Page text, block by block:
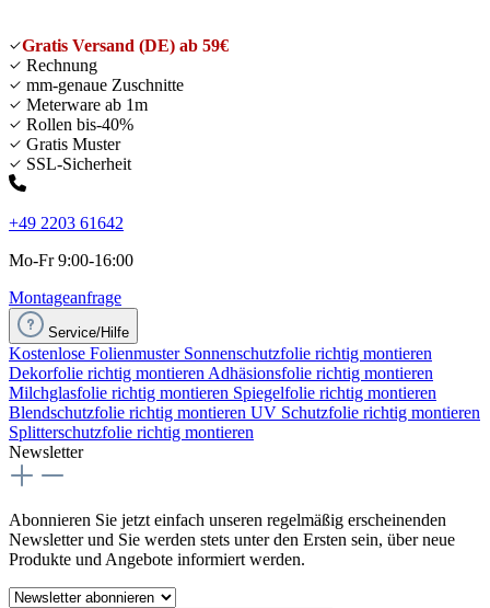
Gratis Versand (DE) ab 59€
Rechnung
mm-genaue Zuschnitte
Meterware ab 1m
Rollen bis-40%
Gratis Muster
SSL-Sicherheit
+49 2203 61642
Mo-Fr 9:00-16:00
Montageanfrage
Service/Hilfe
Kostenlose Folienmuster Sonnenschutzfolie richtig montieren
Dekorfolie richtig montieren Adhäsionsfolie richtig montieren
Milchglasfolie richtig montieren Spiegelfolie richtig montieren
Blendschutzfolie richtig montieren UV Schutzfolie richtig montieren
Splitterschutzfolie richtig montieren
Newsletter
Abonnieren Sie jetzt einfach unseren regelmäßig erscheinenden
Newsletter und Sie werden stets unter den Ersten sein, über neue
Produkte und Angebote informiert werden.